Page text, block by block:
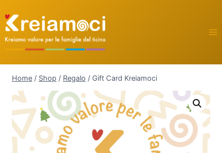
Home / Shop / Regalo / Gift Card Kreiamoci